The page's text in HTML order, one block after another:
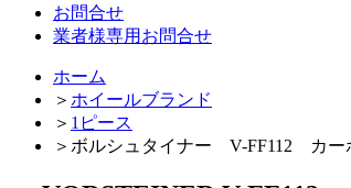
お問合せ
業者様専用お問合せ
ホーム
＞ ホイールブランド
＞ 1ピース
＞ ボルシュタイナー V-FF112 カー